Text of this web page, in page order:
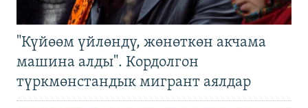
"Күйөөм үйлөндү, жөнөткөн акчама
машина алды". Кордолгон
түркмөнстандык мигрант аялдар